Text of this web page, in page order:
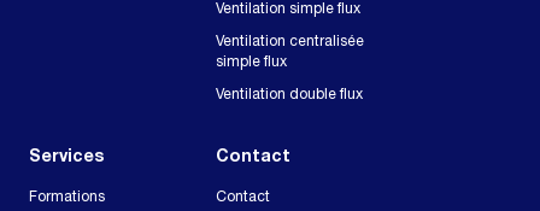
Ventilation simple flux
Ventilation centralisée
simple flux
Ventilation double flux
Services
Formations
Contact
Contact